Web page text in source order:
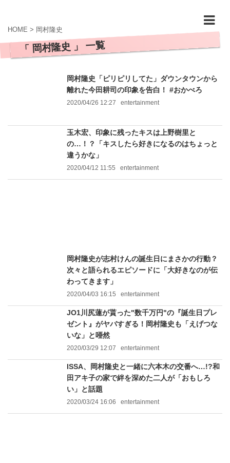
HOME > 岡村隆史
「 岡村隆史 」 一覧
岡村隆史「ピリピリしてた」ダウンタウンから
離れた今田耕司の印象を告白！ #おかべろ
2020/04/26 12:27 entertainment
玉木宏、印象に残ったキスは上野樹里と
の…！？「キスしたら好きになるのはちょっと
違うかな」
2020/04/12 11:55 entertainment
岡村隆史が志村けんの誕生日にまさかの行動？
次々と語られるエピソードに「大好きなのが伝
わってきます」
2020/04/03 16:15 entertainment
JO1川尻蓮が貰った"数千万円"の『誕生日プレ
ゼント』がヤバすぎる！岡村隆史も「えげつな
いな」と唖然
2020/03/29 12:07 entertainment
ISSA、岡村隆史と一緒に六本木の交番へ…!?和
田アキ子の家で絆を深めた二人が「おもしろ
い」と話題
2020/03/24 16:06 entertainment